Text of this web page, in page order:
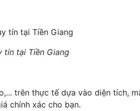
tín tại Tiền Giang
trên thực tế dựa vào diện tích,
chính xác cho bạn.